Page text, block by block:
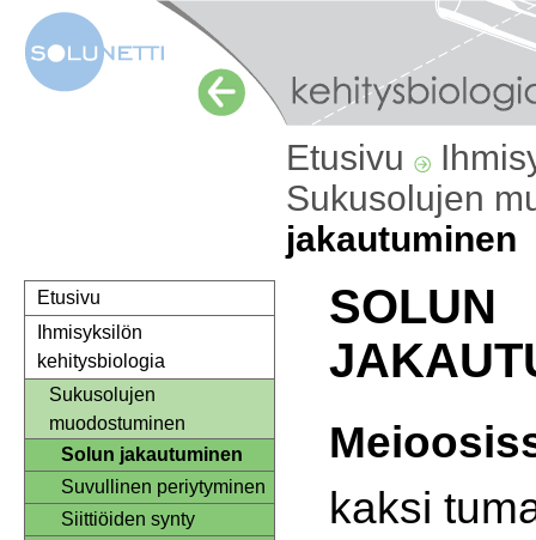
Etusivu
Sukusolujen
jakautuminen
Etusivu
Ihmisyksilön
kehitysbiologia
Sukusolujen
muodostuminen
Solun jakautuminen
Suvullinen periytyminen
Siittiöiden synty
SOLUN
kaksi